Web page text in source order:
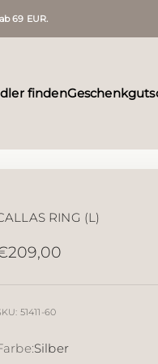
69 EUR.
finden
RING (L)
51411-60
Silber